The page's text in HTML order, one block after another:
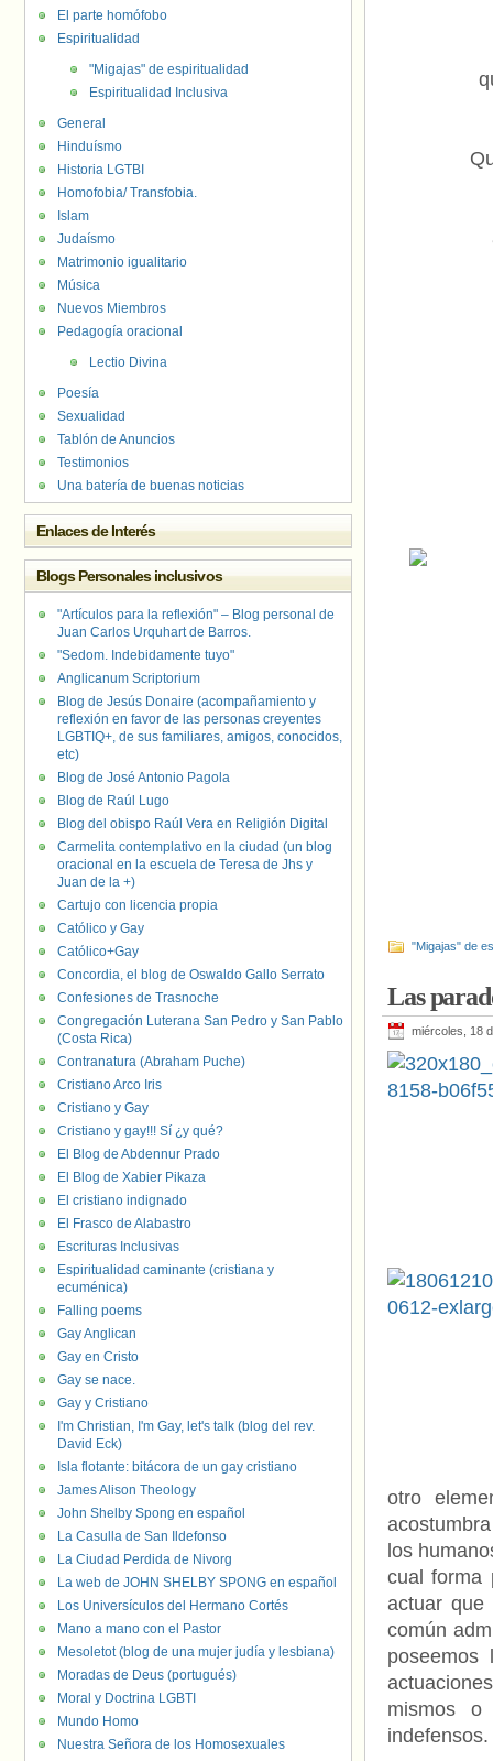
"Migajas" de
Las
miércoles, 18
otro
los
cual forma
actuar
común
mismos
indefensos.
El parte homófobo
Espiritualidad
"Migajas" de espiritualidad
Espiritualidad Inclusiva
General
Hinduísmo
Historia LGTBI
Homofobia/ Transfobia.
Islam
Judaísmo
Matrimonio igualitario
Música
Nuevos Miembros
Pedagogía oracional
Lectio Divina
Poesía
Sexualidad
Tablón de Anuncios
Testimonios
Una batería de buenas noticias
Enlaces de Interés
Blogs Personales inclusivos
"Artículos para la reflexión" – Blog personal de
Juan Carlos Urquhart de Barros.
"Sedom. Indebidamente tuyo"
Anglicanum Scriptorium
Blog de Jesús Donaire (acompañamiento y
reflexión en favor de las personas creyentes
LGBTIQ+, de sus familiares, amigos, conocidos,
etc)
Blog de José Antonio Pagola
Blog de Raúl Lugo
Blog del obispo Raúl Vera en Religión Digital
Carmelita contemplativo en la ciudad (un blog
oracional en la escuela de Teresa de Jhs y
Juan de la +)
Cartujo con licencia propia
Católico y Gay
Católico+Gay
Concordia, el blog de Oswaldo Gallo Serrato
Confesiones de Trasnoche
Congregación Luterana San Pedro y San Pablo
(Costa Rica)
Contranatura (Abraham Puche)
Cristiano Arco Iris
Cristiano y Gay
Cristiano y gay!!! Sí ¿y qué?
El Blog de Abdennur Prado
El Blog de Xabier Pikaza
El cristiano indignado
El Frasco de Alabastro
Escrituras Inclusivas
Espiritualidad caminante (cristiana y
ecuménica)
Falling poems
Gay Anglican
Gay en Cristo
Gay se nace.
Gay y Cristiano
I'm Christian, I'm Gay, let's talk (blog del rev.
David Eck)
Isla flotante: bitácora de un gay cristiano
James Alison Theology
John Shelby Spong en español
La Casulla de San Ildefonso
La Ciudad Perdida de Nivorg
La web de JOHN SHELBY SPONG en español
Los Universículos del Hermano Cortés
Mano a mano con el Pastor
Mesoletot (blog de una mujer judía y lesbiana)
Moradas de Deus (portugués)
Moral y Doctrina LGBTI
Mundo Homo
Nuestra Señora de los Homosexuales